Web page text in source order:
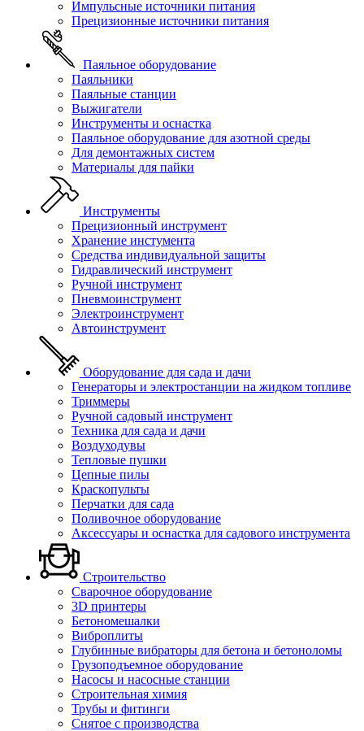
Импульсные источники питания
Прецизионные источники питания
Паяльное оборудование
Паяльники
Паяльные станции
Выжигатели
Инструменты и оснастка
Паяльное оборудование для азотной среды
Для демонтажных систем
Материалы для пайки
Инструменты
Прецизионный инструмент
Хранение инстумента
Средства индивидуальной защиты
Гидравлический инструмент
Ручной инструмент
Пневмоинструмент
Электроинструмент
Автоинструмент
Оборудование для сада и дачи
Генераторы и электростанции на жидком топливе
Триммеры
Ручной садовый инструмент
Техника для сада и дачи
Воздуходувы
Тепловые пушки
Цепные пилы
Краскопульты
Перчатки для сада
Поливочное оборудование
Аксессуары и оснастка для садового инструмента
Строительство
Сварочное оборудование
3D принтеры
Бетономешалки
Виброплиты
Глубинные вибраторы для бетона и бетоноломы
Грузоподъемное оборудование
Насосы и насосные станции
Строительная химия
Трубы и фитинги
Снятое с производства